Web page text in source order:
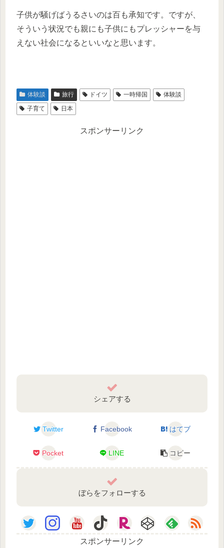
子供が騒げばうるさいのは百も承知です。ですが、
そういう状況でも親にも子供にもプレッシャーを与
えない社会になるといいなと思います。
体験談 旅行 ドイツ 一時帰国
体験談
子育て
日本
スポンサーリンク
シェアする
Twitter Facebook はてブ
Pocket LINE コピー
ぼらをフォローする
スポンサーリンク